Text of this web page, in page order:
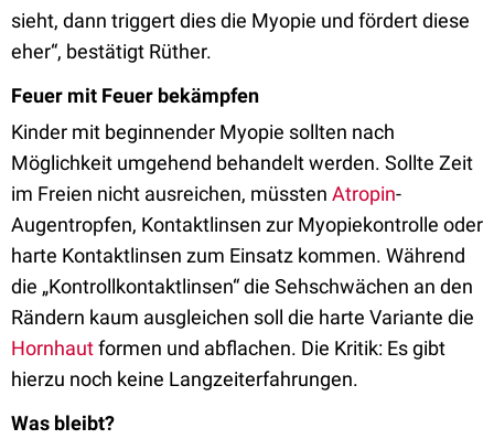
sieht, dann triggert dies die Myopie und fördert diese
eher“, bestätigt Rüther.
Feuer mit Feuer bekämpfen
Kinder mit beginnender Myopie sollten nach
Möglichkeit umgehend behandelt werden. Sollte Zeit
im Freien nicht ausreichen, müssten Atropin-
Augentropfen, Kontaktlinsen zur Myopiekontrolle oder
harte Kontaktlinsen zum Einsatz kommen. Während
die „Kontrollkontaktlinsen“ die Sehschwächen an den
Rändern kaum ausgleichen soll die harte Variante die
Hornhautformen und abflachen. Die Kritik: Es gibt
hierzu noch keine Langzeiterfahrungen.
Was bleibt?